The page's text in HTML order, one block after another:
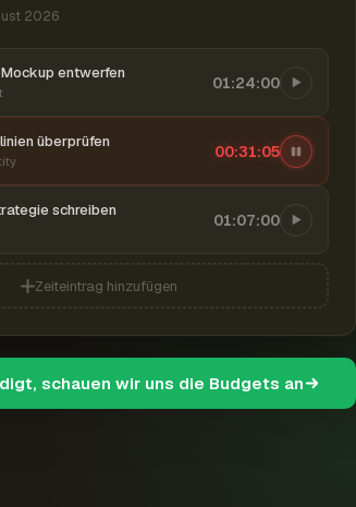
2026
entwerfen 01:24:00
überprüfen 00:31:06
schreiben 01:07:00
Zeiteintrag hinzufügen
schauen wir uns die Budgets an